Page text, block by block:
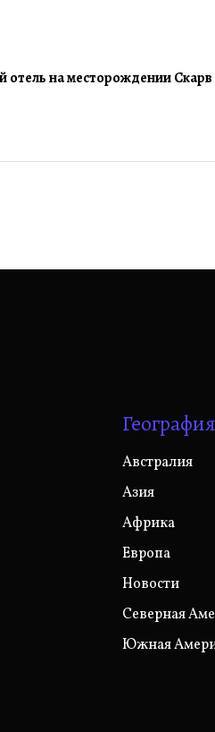
отель на месторождении Скарв
География
Австралия
Азия
Африка
Европа
Новости
Северная
Южная